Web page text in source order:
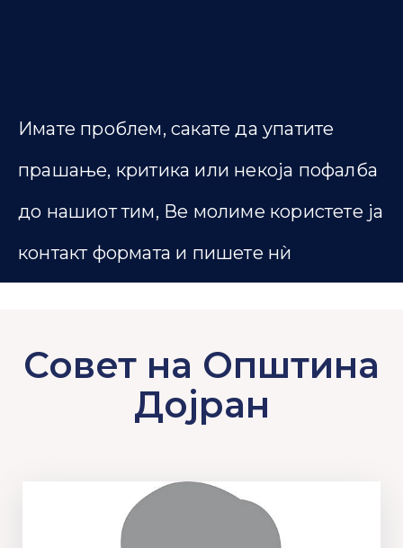
Имате проблем, сакате да упатите
прашање, критика или некоја пофалба
до нашиот тим, Ве молиме користете ја
контакт формата и пишете нѝ
Совет на Општина
Дојран